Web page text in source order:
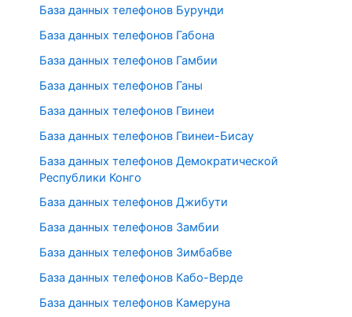
База данных телефонов Бурунди
База данных телефонов Габона
База данных телефонов Гамбии
База данных телефонов Ганы
База данных телефонов Гвинеи
База данных телефонов Гвинеи-Бисау
База данных телефонов Демократической
Республики Конго
База данных телефонов Джибути
База данных телефонов Замбии
База данных телефонов Зимбабве
База данных телефонов Кабо-Верде
База данных телефонов Камеруна